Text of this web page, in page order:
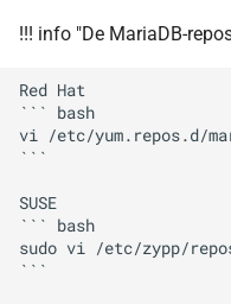
!!! info "De MariaDB-
Red Hat
``` bash
vi /etc/yum.repos.d/
```
SUSE
``` bash
sudo vi /etc/zypp/
```